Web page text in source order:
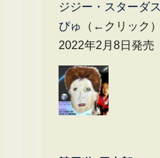
ジジー・スターダ
ぴゅ
（←クリック）
2022年2月8日発売